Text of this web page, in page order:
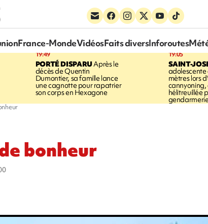
France-MondeVidéosFaits diversInforoutes
19:49
PORTÉ DISPARUAprès le
décès de Quentin
Dumontier, sa famille lance
une cagnotte pour rapatrier
son corps en Hexagone
19:05
SAINT-
adolescente
mètres lors
cannyoning,
hélitreuillée
bonheur